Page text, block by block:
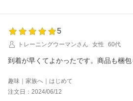
5
トレーニングウーマンさん
女性 60代
到着が早くてよかったです。商品も梱包
趣味｜家族へ｜はじめて
注文日：2024/06/12